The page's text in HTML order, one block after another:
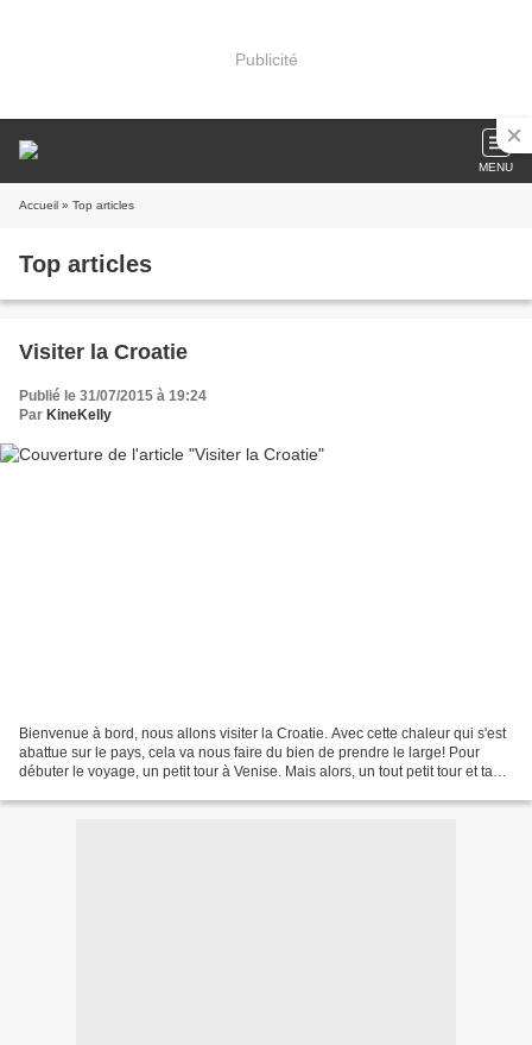
Publicité
MENU
Accueil » Top articles
Top articles
Visiter la Croatie
Publié le 31/07/2015 à 19:24
Par KineKelly
Bienvenue à bord, nous allons visiter la Croatie. Avec cette chaleur qui s'est
abattue sur le pays, cela va nous faire du bien de prendre le large! Pour
débuter le voyage, un petit tour à Venise. Mais alors, un tout petit tour et tant